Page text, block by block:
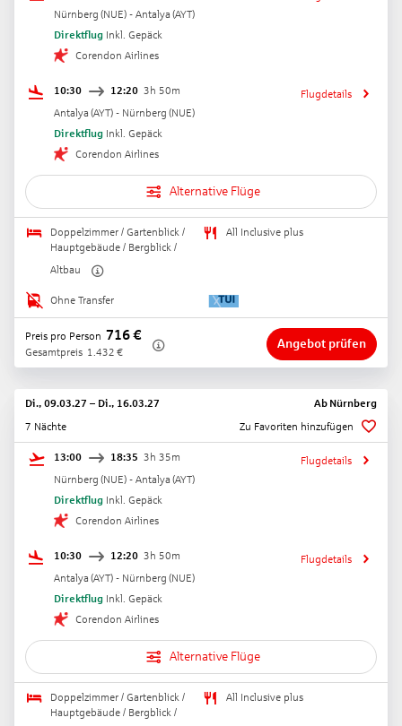
Nürnberg (NUE) - Antalya (AYT)
Direktflug Inkl. Gepäck
Corendon Airlines
10:30 12:20 3h 50m
Antalya (AYT) - Nürnberg (NUE)
Direktflug Inkl. Gepäck
Corendon Airlines
Flugdetails
Alternative Flüge
Doppelzimmer / Gartenblick /
Hauptgebäude / Bergblick /
Altbau
All Inclusive plus
Ohne Transfer
Preis pro Person 716€
Gesamtpreis 1.432 €
Angebot prüfen
Di., 09.03.27 – Di., 16.03.27 Ab Nürnberg
7 Nächte
Zu Favoriten hinzufügen
13:00 18:35 3h 35m
Nürnberg (NUE) - Antalya (AYT)
Direktflug Inkl. Gepäck
Corendon Airlines
Flugdetails
10:30 12:20 3h 50m
Antalya (AYT) - Nürnberg (NUE)
Direktflug Inkl. Gepäck
Corendon Airlines
Flugdetails
Alternative Flüge
Doppelzimmer / Gartenblick /
Hauptgebäude / Bergblick /
All Inclusive plus